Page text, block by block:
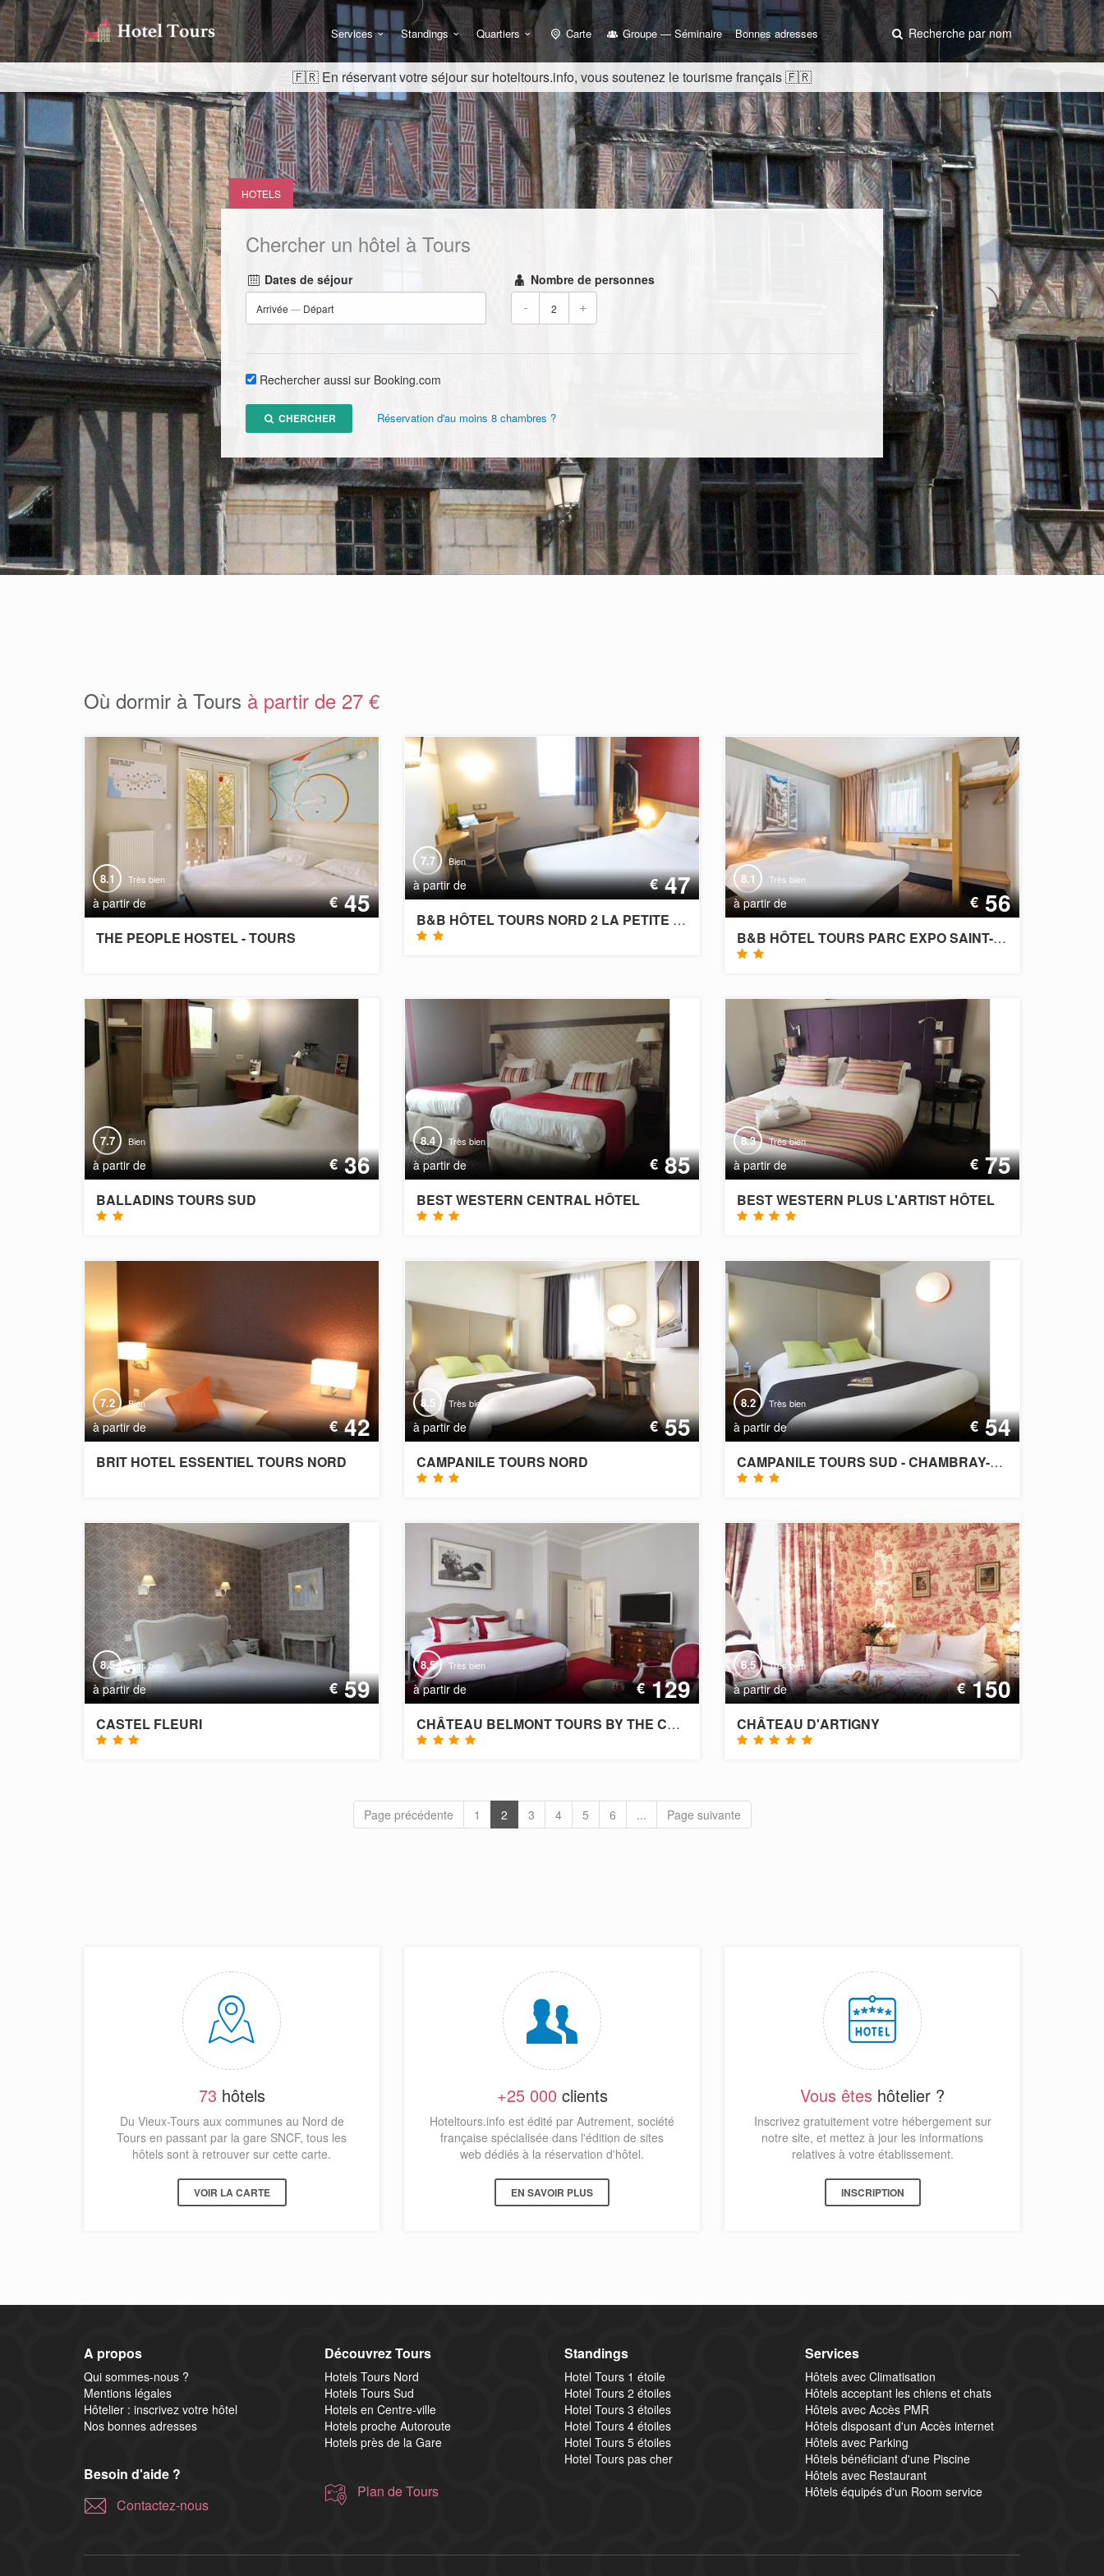
Services Standings Quartiers Carte Groupe — Séminaire Bonnes adresses Recherche par nom
En réservant votre séjour sur hoteltours.info, vous soutenez le tourisme français
HOTELS
Chercher un hôtel à Tours
Dates de séjour
Arrivée —Départ
Nombre de personnes
- +
Rechercher aussi sur Booking.com
CHERCHER Réservation d'au moins 8 chambres ?
Où dormir à Tours à partir de 27 €
8.1 Très bien
à partir de €45
THE PEOPLE HOSTEL - TOURS
7.7 Bien
à partir de €47
B&B HÔTEL TOURS NORD 2 LA PETITE ARCHE
8.1 Très bien
à partir de € 56
B&B HÔTEL TOURS PARC EXPO SAINT-AVERTIN
7.7 Bien
à partir de €36
BALLADINS TOURS SUD
8.4 Très bien
à partir de € 85
BEST WESTERN CENTRAL HÔTEL
8.3 Très bien
à partir de € 75
BEST WESTERN PLUS L'ARTIST HÔTEL
7.2 Bien
à partir de €42
BRIT HOTEL ESSENTIEL TOURS NORD
8.5 Très bien
à partir de €55
CAMPANILE TOURS NORD
8.2 Très bien
à partir de €54
CAMPANILE TOURS SUD - CHAMBRAY-LÈS-TOURS
8.5 Très bien
à partir de €59
CASTEL FLEURI
8.5 Très bien
à partir de €129
CHÂTEAU BELMONT TOURS BY THE CREST COLLECTION
8.5 Très bien
à partir de €150
CHÂTEAU D'ARTIGNY
Page précédente 1 2 3 4 5 6 ... Page suivante
73 hôtels
Du Vieux-Tours aux communes au Nord de
Tours en passant par la gare SNCF, tous les
hôtels sont à retrouver sur cette carte.
VOIR LA CARTE
+25 000 clients
Hoteltours.info est édité par Autrement, société
française spécialisée dans l'édition de sites
web dédiés à la réservation d'hôtel.
EN SAVOIR PLUS
Vous êtes hôtelier ?
Inscrivez gratuitement votre hébergement sur
notre site, et mettez à jour les informations
relatives à votre établissement.
INSCRIPTION
A propos
Qui sommes-nous ?
Mentions légales
Hôtelier : inscrivez votre hôtel
Nos bonnes adresses
Besoin d'aide ?
Contactez-nous
Découvrez Tours
Hotels Tours Nord
Hotels Tours Sud
Hotels en Centre-ville
Hotels proche Autoroute
Hotels près de la Gare
Plan de Tours
Standings
Hotel Tours 1 étoile
Hotel Tours 2 étoiles
Hotel Tours 3 étoiles
Hotel Tours 4 étoiles
Hotel Tours 5 étoiles
Hotel Tours pas cher
Services
Hôtels avec Climatisation
Hôtels acceptant les chiens et chats
Hôtels avec Accès PMR
Hôtels disposant d'un Accès internet
Hôtels avec Parking
Hôtels bénéficiant d'une Piscine
Hôtels avec Restaurant
Hôtels équipés d'un Room service